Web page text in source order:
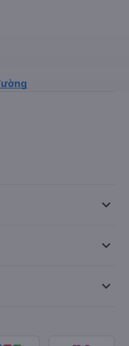
keyboard_arrow_down
keyboard_arrow_down
keyboard_arrow_down